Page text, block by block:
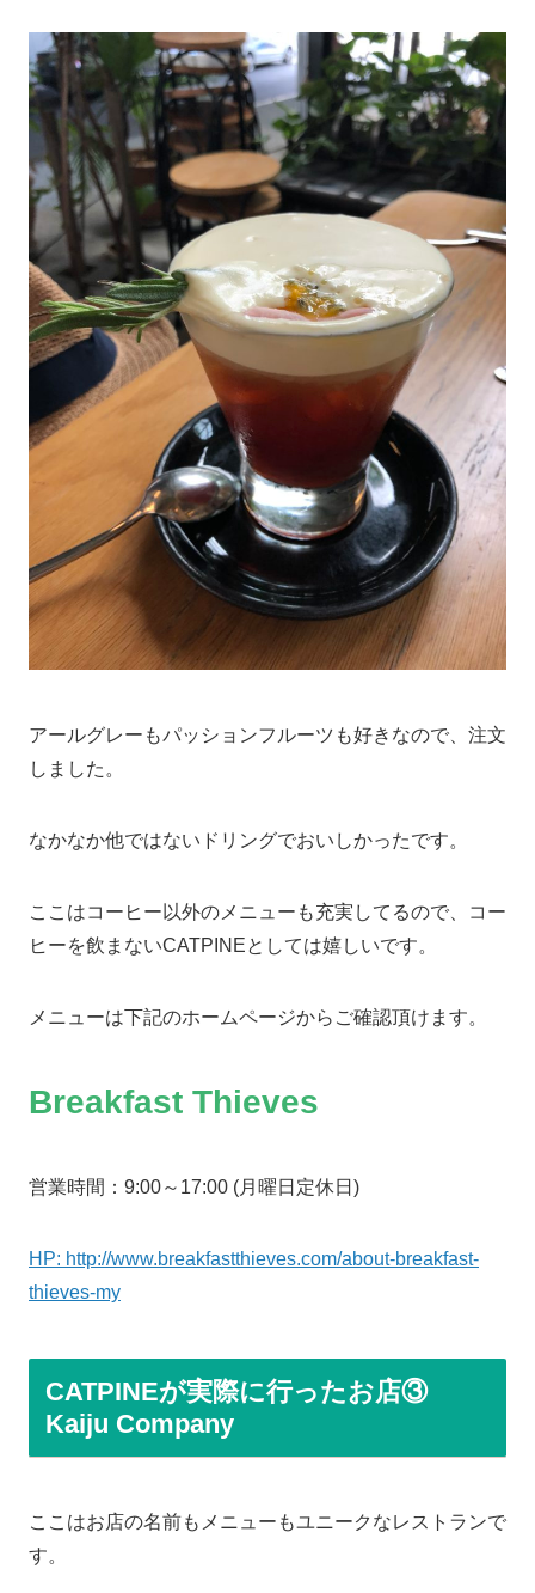
アールグレーもパッションフルーツも好きなので、注文
しました。
なかなか他ではないドリングでおいしかったです。
ここはコーヒー以外のメニューも充実してるので、コー
ヒーを飲まないCATPINEとしては嬉しいです。
メニューは下記のホームページからご確認頂けます。
Breakfast Thieves
営業時間：9:00～17:00 (月曜日定休日)
HP: http://www.breakfastthieves.com/about-breakfast-
thieves-my
CATPINEが実際に行ったお店③
Kaiju Company
ここはお店の名前もメニューもユニークなレストランで
す。